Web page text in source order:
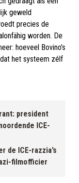
geweld
precies de
worden. De
hoeveel Bovino’s
het systeem zélf
president
ICE-
de ICE-razzia’s
filmofficier